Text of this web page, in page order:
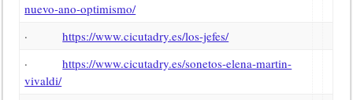
nuevo-ano-optimismo/
·https://www.cicutadry.es/los-jefes/
·https://www.cicutadry.es/sonetos-elena-martin-
vivaldi/